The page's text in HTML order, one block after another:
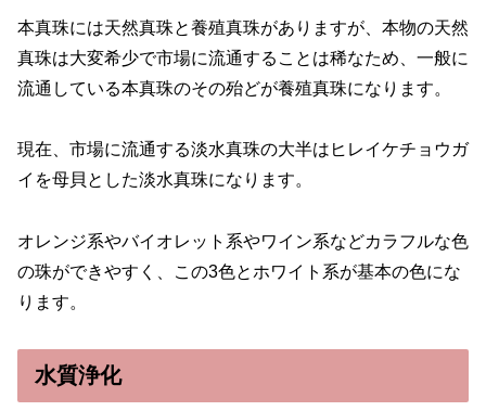
本真珠には天然真珠と養殖真珠がありますが、本物の天然
真珠は大変希少で市場に流通することは稀なため、一般に
流通している本真珠のその殆どが養殖真珠になります。
現在、市場に流通する淡水真珠の大半はヒレイケチョウガ
イを母貝とした淡水真珠になります。
オレンジ系やバイオレット系やワイン系などカラフルな色
の珠ができやすく、この3色とホワイト系が基本の色にな
ります。
水質浄化